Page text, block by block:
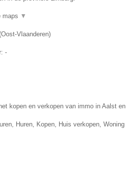
maps ▼
Oost-Vlaanderen)
-
kopen en verkopen van immo in Aalst en
Huren, Kopen, Huis verkopen, Woning